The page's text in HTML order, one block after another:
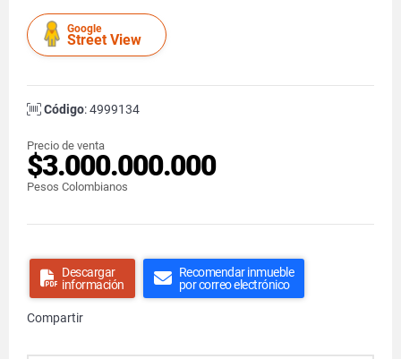
Google
Street View
Código: 4999134
Precio de venta
$3.000.000.000
Pesos Colombianos
Descargar
información
Recomendar inmueble
por correo electrónico
Compartir